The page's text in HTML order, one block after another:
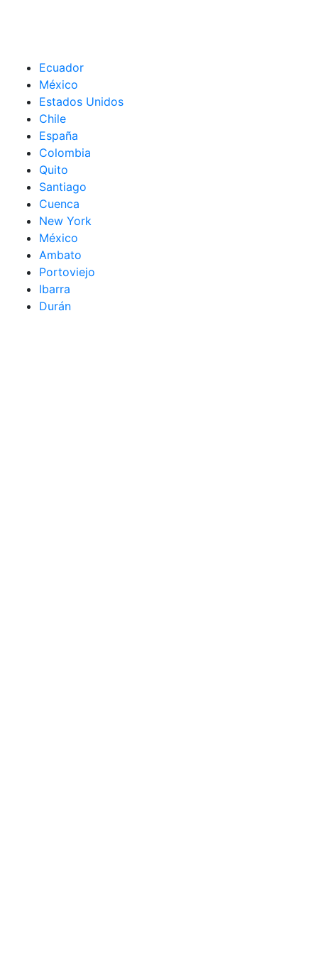
Ecuador
México
Estados Unidos
Chile
España
Colombia
Quito
Santiago
Cuenca
New York
México
Ambato
Portoviejo
Ibarra
Durán